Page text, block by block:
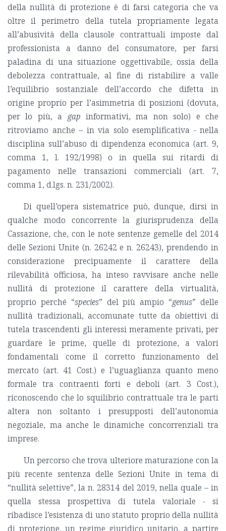
della nullità di protezione è di farsi categoria che va
oltre il perimetro della tutela propriamente legata
all’abusività della clausole contrattuali imposte dal
professionista a danno del consumatore, per farsi
paladina di una situazione oggettivabile, ossia della
debolezza contrattuale, al fine di ristabilire a valle
l’equilibrio sostanziale dell’accordo che difetta in
origine proprio per l’asimmetria di posizioni (dovuta,
per lo più, a gap informativi, ma non solo) e che
ritroviamo anche – in via solo esemplificativa - nella
disciplina sull’abuso di dipendenza economica (art. 9,
comma 1, l. 192/1998) o in quella sui ritardi di
pagamento nelle transazioni commerciali (art. 7,
comma 1, d.lgs. n. 231/2002).
Di quell’opera sistematrice può, dunque, dirsi in
qualche modo concorrente la giurisprudenza della
Cassazione, che, con le note sentenze gemelle del 2014
delle Sezioni Unite (n. 26242 e n. 26243), prendendo in
considerazione precipuamente il carattere della
rilevabilità officiosa, ha inteso ravvisare anche nelle
nullità di protezione il carattere della virtualità,
proprio perché “species” del più ampio “genus” delle
nullità tradizionali, accomunate tutte da obiettivi di
tutela trascendenti gli interessi meramente privati, per
guardare le prime, quelle di protezione, a valori
fondamentali come il corretto funzionamento del
mercato (art. 41 Cost.) e l’uguaglianza quanto meno
formale tra contraenti forti e deboli (art. 3 Cost.),
riconoscendo che lo squilibrio contrattuale tra le parti
altera non soltanto i presupposti dell’autonomia
negoziale, ma anche le dinamiche concorrenziali tra
imprese.
Un percorso che trova ulteriore maturazione con la
più recente sentenza delle Sezioni Unite in tema di
“nullità selettive”, la n. 28314 del 2019, nella quale – in
quella stessa prospettiva di tutela valoriale - si
ribadisce l’esistenza di uno statuto proprio della nullità
di protezione, un regime giuridico unitario, a partire